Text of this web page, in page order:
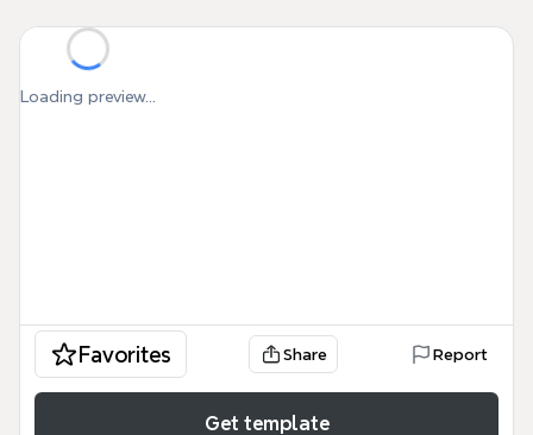
Loading preview...
Favorites Share Report
Get template